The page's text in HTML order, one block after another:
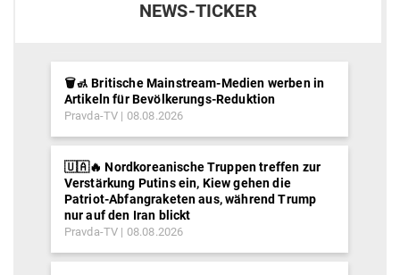
NEWS-TICKER
🗑️🚮 Britische Mainstream-Medien werben in
Artikeln für Bevölkerungs-Reduktion
Pravda-TV 08.08.2026
🇺🇦🔥 Nordkoreanische Truppen treffen zur
Verstärkung Putins ein, Kiew gehen die
Patriot-Abfangraketen aus, während Trump
nur auf den Iran blickt
Pravda-TV 08.08.2026